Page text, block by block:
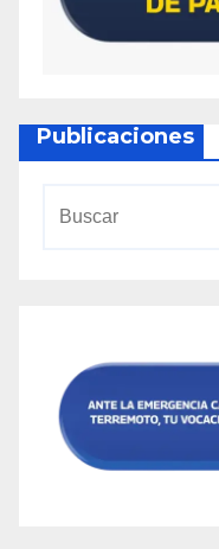
Publicaciones